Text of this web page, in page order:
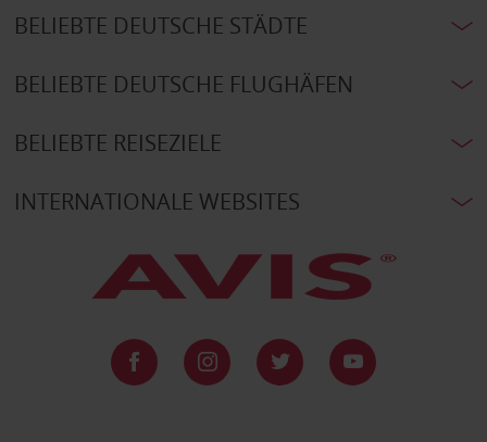
BELIEBTE DEUTSCHE STÄDTE
BELIEBTE DEUTSCHE FLUGHÄFEN
BELIEBTE REISEZIELE
INTERNATIONALE WEBSITES